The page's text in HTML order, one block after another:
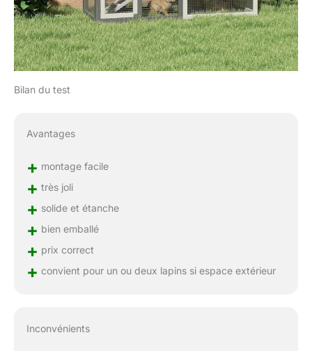
Bilan du test
Avantages
+ montage facile
+ très joli
+ solide et étanche
+ bien emballé
+ prix correct
+ convient pour un ou deux lapins si espace extérieur
Inconvénients